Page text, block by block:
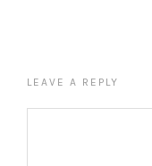
LEAVE A REPLY